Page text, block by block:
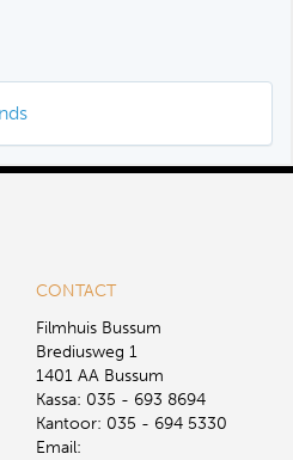
CONTACT
Filmhuis Bussum
Brediusweg 1
1401 AA Bussum
Kassa: 035 - 693 8694
Kantoor: 035 - 694 5330
Email: